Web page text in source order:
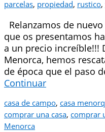
parcelas, propiedad, rustico,
Relanzamos de
que os presentamos
a un precio increíble!!!
Menorca, hemos
de época que el paso
Continuar
casa de campo, casa
comprar una casa, comprar
Menorca